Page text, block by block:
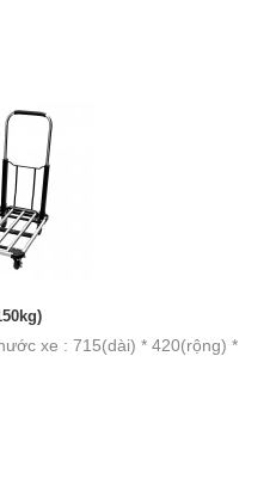
xe : 715(dài) * 420(rộng) *